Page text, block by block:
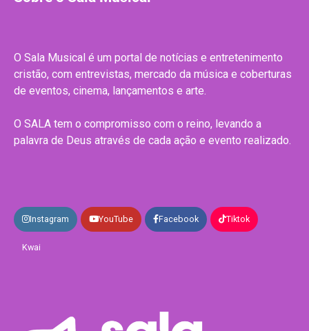
O Sala Musical é um portal de notícias e entretenimento
cristão, com entrevistas, mercado da música e coberturas
de eventos, cinema, lançamentos e arte.
O SALA tem o compromisso com o reino, levando a
palavra de Deus através de cada ação e evento realizado.
Instagram YouTube Facebook Tiktok
Kwai